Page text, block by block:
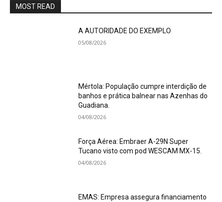
MOST READ
A AUTORIDADE DO EXEMPLO
05/08/2026
Mértola: População cumpre interdição de
banhos e prática balnear nas Azenhas do
Guadiana.
04/08/2026
Força Aérea: Embraer A-29N Super
Tucano visto com pod WESCAM MX-15.
04/08/2026
EMAS: Empresa assegura financiamento